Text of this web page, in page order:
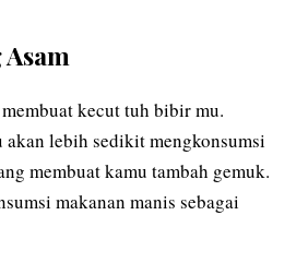
kecut tuh bibir mu.
akan lebih sedikit mengkonsumsi
membuat kamu tambah gemuk.
makanan manis sebagai